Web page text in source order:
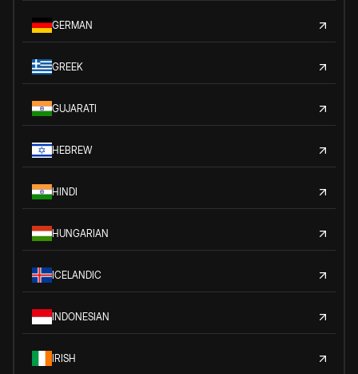
GERMAN
GREEK
GUJARATI
HEBREW
HINDI
HUNGARIAN
ICELANDIC
INDONESIAN
IRISH